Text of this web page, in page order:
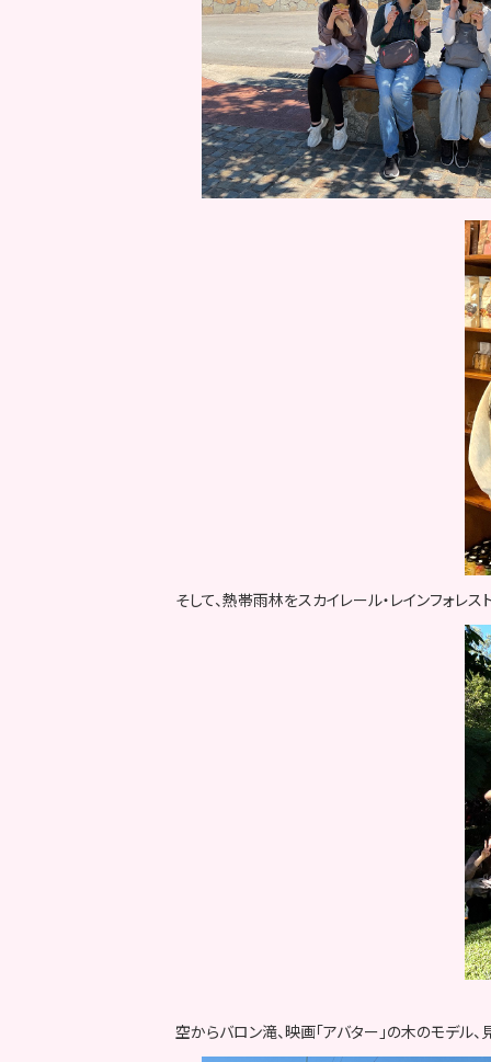
そして、熱帯雨林をスカイレール・レインフォレス
空からバロン滝、映画「アバター」の木のモデル